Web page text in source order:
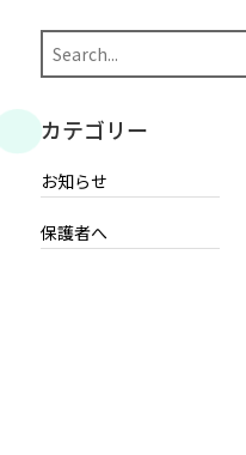
カテゴリー
お知らせ
保護者へ